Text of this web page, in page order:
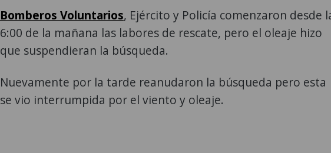
Bomberos Voluntarios, Ejército y Policía comenzaron desde
6:00 de la mañana las labores de rescate, pero el oleaje hizo
que suspendieran la búsqueda.
Nuevamente por la tarde reanudaron la búsqueda pero esta
se vio interrumpida por el viento y oleaje.